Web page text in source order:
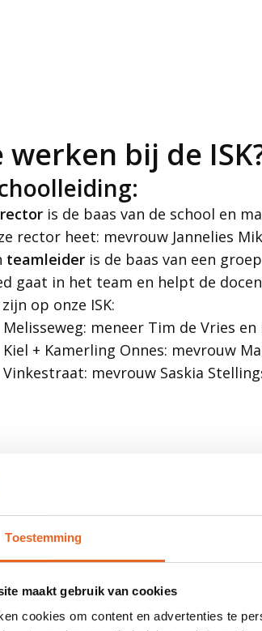
Toestemming
maakt gebruik van cookies
cookies om content en advertenties te
werken bij de
rector is de baas van de school en
rector heet: mevrouw Jannelies
teamleider is de baas van een
gaat in het team en helpt de
op onze ISK:
Melisseweg: meneer Tim de Vries
Kiel + Kamerling Onnes: mevrouw
Vinkestraat: mevrouw Saskia